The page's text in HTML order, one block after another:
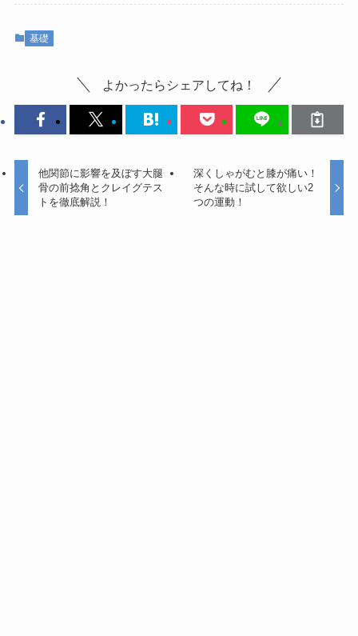
基礎
よかったらシェアしてね！
他関節に影響を及ぼす大腿
骨の前捻角とクレイグテス
トを徹底解説！
深くしゃがむと膝が痛い！
そんな時に試して欲しい2
つの運動！